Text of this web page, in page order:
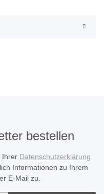
bestellen
Ihrer Datenschutzerklärung
Informationen zu Ihrem
E-Mail zu.